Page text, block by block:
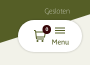
Gesloten
0
Menu